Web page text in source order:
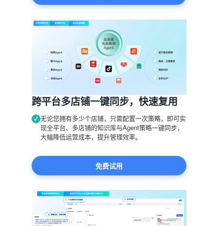
跨平台多店铺一键同步，快速复用
✓ 无论您拥有多少个店铺，只需配置一次策略，即可实
现全平台、多店铺的知识库与Agent策略一键同步，
大幅降低运营成本，提升管理效率。
免费试用